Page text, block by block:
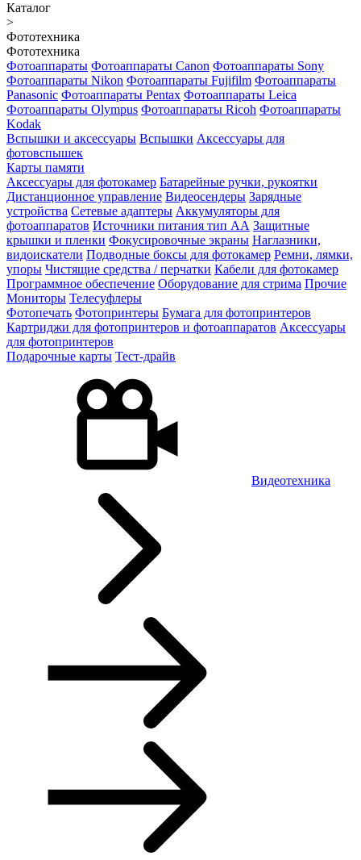
Каталог
>
Фототехника
Фототехника
Фотоаппараты Фотоаппараты Canon Фотоаппараты Sony
Фотоаппараты Nikon Фотоаппараты Fujifilm Фотоаппараты
Panasonic Фотоаппараты Pentax Фотоаппараты Leica
Фотоаппараты Olympus Фотоаппараты Ricoh Фотоаппараты
Kodak
Вспышки и аксессуары Вспышки Аксессуары для
фотовспышек
Карты памяти
Аксессуары для фотокамер Батарейные ручки, рукоятки
Дистанционное управление Видеосендеры Зарядные
устройства Сетевые адаптеры Аккумуляторы для
фотоаппаратов Источники питания тип АА Защитные
крышки и пленки Фокусировочные экраны Наглазники,
видоискатели Подводные боксы для фотокамер Ремни, лямки,
упоры Чистящие средства / перчатки Кабели для фотокамер
Программное обеспечение Оборудование для стрима Прочие
Мониторы Телесуфлеры
Фотопечать Фотопринтеры Бумага для фотопринтеров
Картриджи для фотопринтеров и фотоаппаратов Аксессуары
для фотопринтеров
Подарочные карты Тест-драйв
Видеотехника